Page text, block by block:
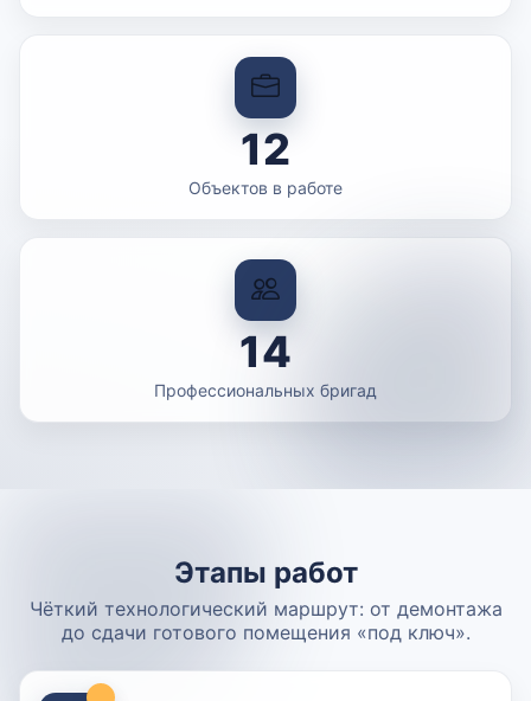
12
Объектов в работе
14
Профессиональных бригад
Этапы работ
Чёткий технологический маршрут: от демонтажа
до сдачи готового помещения «под ключ».